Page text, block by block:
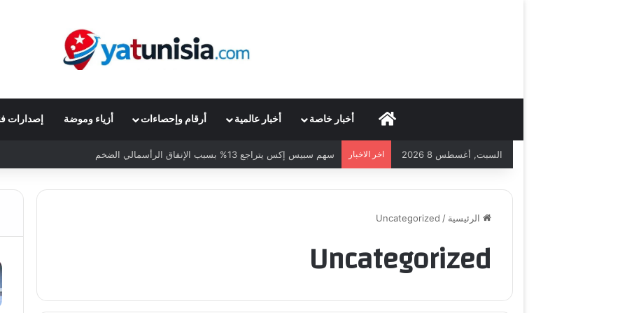
أخبار خاصة أخبار عالمية أرقام وإحصاءات أزياء وموضة إصدارات
السبت, أغسطس 8 2026 اخر الاخبار سهم سبيس إكس يتراجع 13% بسبب الإنفاق الرأسمالي الضخم
الرئيسية /
Uncategorized
Uncategorized